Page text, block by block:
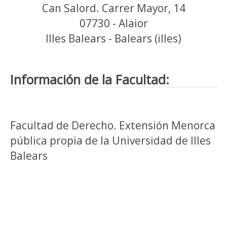
Can Salord. Carrer Mayor, 14
07730 - Alaior
Illes Balears - Balears (illes)
Información de la Facultad:
Facultad de Derecho. Extensión Menorca
pública propia de la Universidad de Illes
Balears